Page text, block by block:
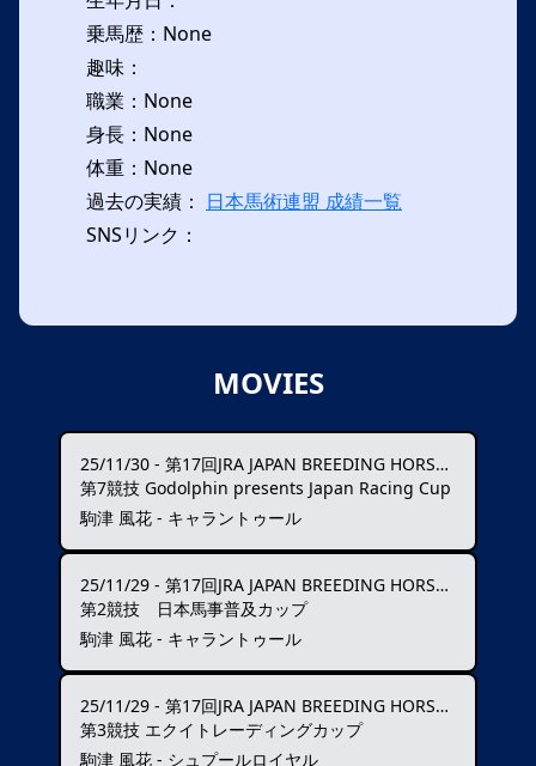
乗馬歴：None
趣味：
職業：None
身長：None
体重：None
過去の実績： 日本馬術連盟 成績一覧
SNSリンク：
MOVIES
25/11/30 - 第17回JRA JAPAN BREEDING HORSE SHOW
第7競技 Godolphin presents Japan Racing Cup
駒津 風花 - キャラントゥール
25/11/29 - 第17回JRA JAPAN BREEDING HORSE SHOW
第2競技 日本馬事普及カップ
駒津 風花 - キャラントゥール
25/11/29 - 第17回JRA JAPAN BREEDING HORSE SHOW
第3競技 エクイトレーディングカップ
駒津 風花 - シュプールロイヤル